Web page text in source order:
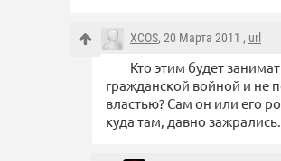
XCOS, 20 Марта 2011 , url
Кто этим будет
гражданской войной и не
властью? Сам он или его
куда там, давно зажрались.